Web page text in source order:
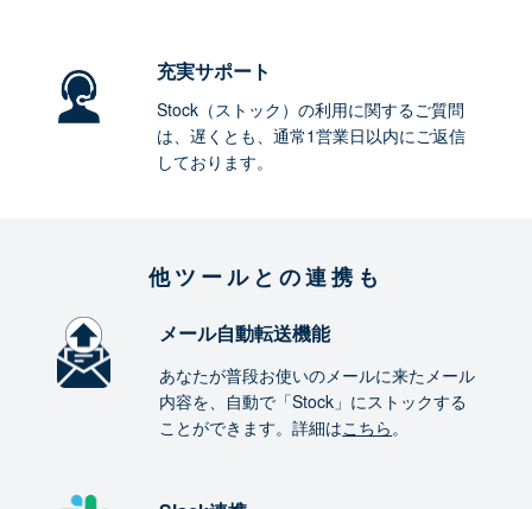
充実サポート
Stock（ストック）の利用に関するご質問
は、遅くとも、通常1営業日以内にご返信
しております。
他ツールとの連携も
メール自動転送機能
あなたが普段お使いのメールに来たメール
内容を、自動で「Stock」にストックする
ことができます。詳細はこちら。